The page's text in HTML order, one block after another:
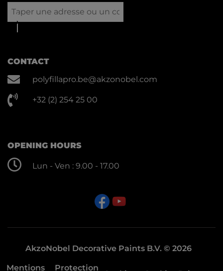
CONTACT
polyfillapro.be@akzonobel.com
+32 (2) 254 25 00
OPENING HOURS
Lun - Ven : 9.00 - 17.00
AkzoNobel Decorative Paints B.V. © 2026
Mentions Protection